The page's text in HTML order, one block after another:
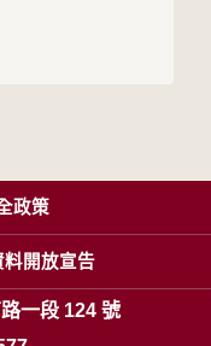
政策
開放宣告
一段 124 號